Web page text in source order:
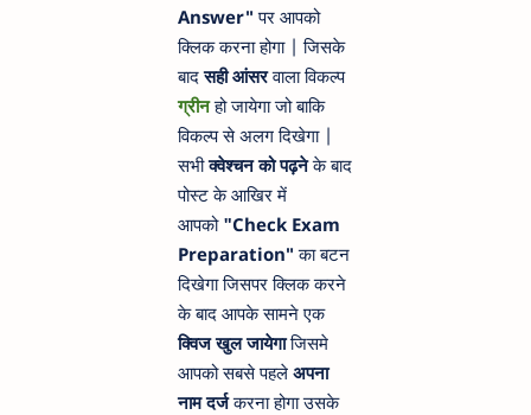
Answer"पर आपको
क्लिक करना होगा | जिसके
बादसही आंसरवाला विकल्प
ग्रीनहो जायेगा जो बाकि
विकल्प से अलग दिखेगा |
सभीक्वेश्चन को पढ़नेके बाद
पोस्ट के आखिर में
आपको "Check Exam
Preparation"का बटन
दिखेगा जिसपर क्लिक करने
के बाद आपके सामने एक
क्विज खुल जायेगाजिसमे
आपको सबसे पहले अपना
नाम दर्जकरना होगा उसके